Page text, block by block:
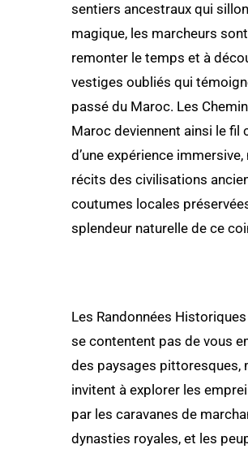
sentiers ancestraux qui
magique, les marcheurs
remonter le temps et à
vestiges oubliés qui
passé du Maroc. Les
Maroc deviennent ainsi le fil
d’une expérience
récits des civilisations
coutumes locales
splendeur naturelle de ce
Les Randonnées
se contentent pas de vous
des paysages pittoresques,
invitent à explorer les
par les caravanes de
dynasties royales, et les